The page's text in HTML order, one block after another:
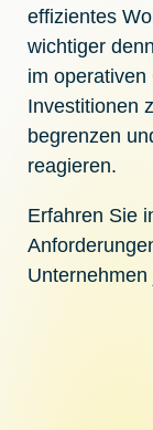
effizientes
wichtiger
im operativen
Investitionen
begrenzen
reagieren.
Erfahren Sie